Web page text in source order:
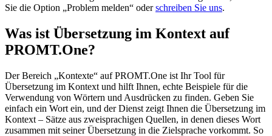
Sie die Option „Problem melden“ oderschreiben Sie uns.
Was ist Übersetzung im Kontext auf
PROMT.One?
Der Bereich „Kontexte“ auf PROMT.One ist Ihr Tool für
Übersetzung im Kontext und hilft Ihnen, echte Beispiele für die
Verwendung von Wörtern und Ausdrücken zu finden. Geben Sie
einfach ein Wort ein, und der Dienst zeigt Ihnen die Übersetzung im
Kontext – Sätze aus zweisprachigen Quellen, in denen dieses Wort
zusammen mit seiner Übersetzung in die Zielsprache vorkommt. So